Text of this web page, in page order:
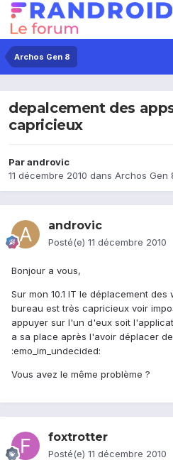
Archos Gen 8
depalcement des
capricieux
Parandrovic
11 décembre 2010 dans Archos Gen
androvic
Posté(e) 11 décembre 2010
Bonjour a vous,
Sur mon 10.1 IT le déplacement
bureau est très capricieux voir
appuyer sur l'un d'eux soit
a sa place après l'avoir déplacer
:emo_im_undecided:
Vous avez le même problème ?
foxtrotter
Posté(e) 11 décembre 2010